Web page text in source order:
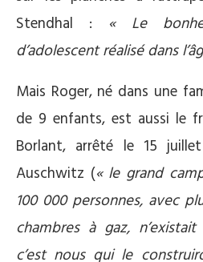
Stendhal : « Le
d’adolescent réalisé dans
Mais Roger, né dans une
de 9 enfants, est aussi le
Borlant, arrêté le 15
Auschwitz (« le grand
100 000 personnes, avec
chambres à gaz,
c’est nous qui le